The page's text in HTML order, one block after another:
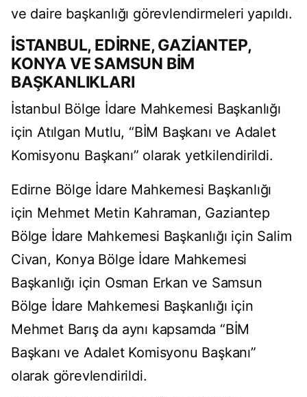
ve daire başkanlığı görevlendirmeleri yapıldı.
İSTANBUL, EDİRNE, GAZİANTEP,
KONYA VE SAMSUN BİM
BAŞKANLIKLARI
İstanbul Bölge İdare Mahkemesi Başkanlığı
için Atılgan Mutlu, “BİM Başkanı ve Adalet
Komisyonu Başkanı” olarak yetkilendirildi.
Edirne Bölge İdare Mahkemesi Başkanlığı
için Mehmet Metin Kahraman, Gaziantep
Bölge İdare Mahkemesi Başkanlığı için Salim
Civan, Konya Bölge İdare Mahkemesi
Başkanlığı için Osman Erkan ve Samsun
Bölge İdare Mahkemesi Başkanlığı için
Mehmet Barış da aynı kapsamda “BİM
Başkanı ve Adalet Komisyonu Başkanı”
olarak görevlendirildi.